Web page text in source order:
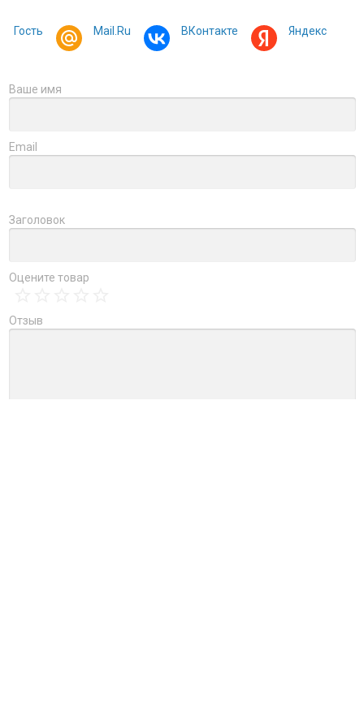
Гость Mail.Ru ВКонтакте Яндекс
Ваше имя
Email
Заголовок
Оцените товар
Отзыв